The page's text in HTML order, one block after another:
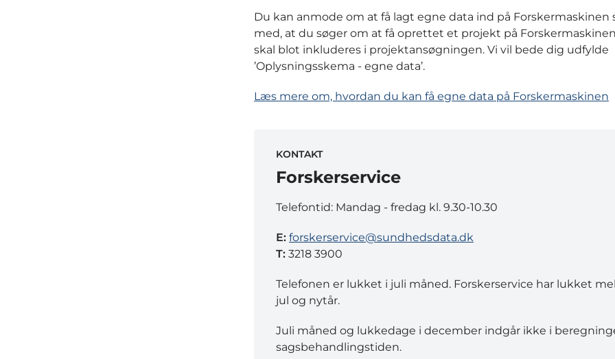
Du kan anmode om at få lagt egne data ind på Forskermaskinen
med, at du søger om at få oprettet et projekt på
skal blot inkluderes i projektansøgningen. Vi vil bede dig udfylde
’Oplysningsskema - egne data’.
Læs mere om, hvordan du kan få egne data på Forskermaskinen
KONTAKT
Forskerservice
Telefontid: Mandag - fredag kl. 9.30-10.30
E: forskerservice@sundhedsdata.dk
T: 3218 3900
Telefonen er lukket i juli måned. Forskerservice har lukket
jul og nytår.
Juli måned og lukkedage i december indgår ikke i
sagsbehandlingstiden.